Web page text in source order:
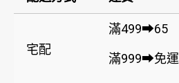
宅配
滿499➡65
滿999➡免運